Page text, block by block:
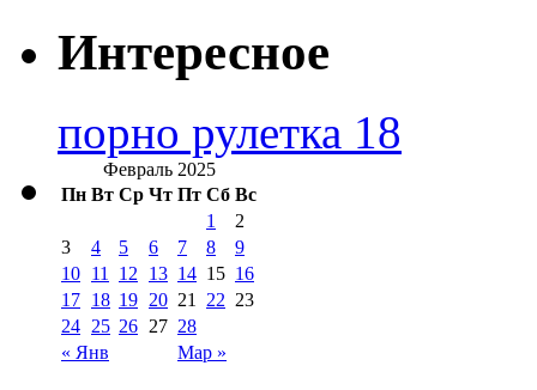
Интересное
порно рулетка 18
Февраль 2025
Пн Вт Ср Чт Пт Сб Вс
« Янв Мар »
1
2
3
4 5 6 7 8
9
10 11 12 13 14 15 16
17 18 19 20 21 22 23
24 25 26 27 28